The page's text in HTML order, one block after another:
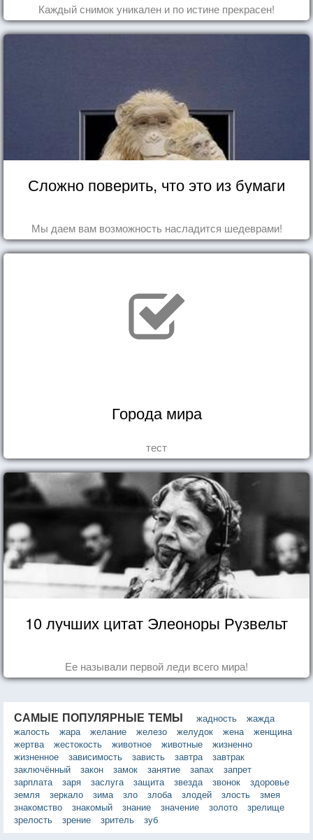
Каждый снимок уникален и по истине прекрасен!
Сложно поверить, что это из бумаги
Мы даем вам возможность насладится шедеврами!
Города мира
тест
10 лучших цитат Элеоноры Рузвельт
Ее называли первой леди всего мира!
САМЫЕ ПОПУЛЯРНЫЕ ТЕМЫ жадность
жажда
жалость
жара желание железо желудок жена
женщина
жертва
жестокость животное животные
жизненно
жизненное
зависимость зависть завтра
завтрак
заключённый
закон замок занятие запах
запрет
зарплата
заря заслуга защита звезда звонок
здоровье
земля
зеркало зима зло злоба злодей злость
змея
знакомство
знакомый знание значение золото
зрелище
зрелость
зрение зритель зуб